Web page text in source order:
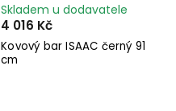
Kovový bar ISAAC černý 91
cm
Skladem u dodavatele
4 016 Kč